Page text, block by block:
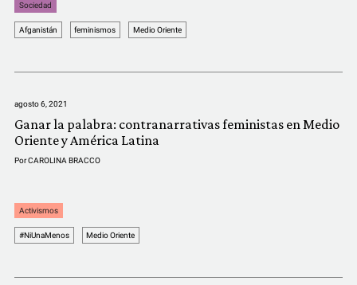
Sociedad
Afganistán feminismos Medio Oriente
agosto 6, 2021
Ganar la palabra: contranarrativas feministas en Medio
Oriente y América Latina
PorCAROLINA BRACCO
Activismos
#NiUnaMenos Medio Oriente